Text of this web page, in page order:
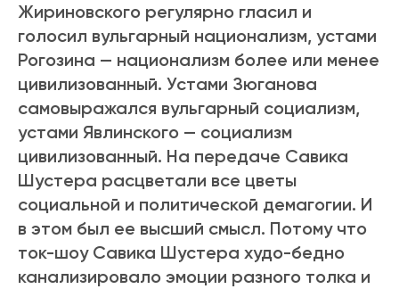
Жириновского регулярно гласил и
голосил вульгарный национализм, устами
Рогозина — национализм более или менее
цивилизованный. Устами Зюганова
самовыражался вульгарный социализм,
устами Явлинского — социализм
цивилизованный. На передаче Савика
Шустера расцветали все цветы
социальной и политической демагогии. И
в этом был ее высший смысл. Потому что
ток-шоу Савика Шустера худо-бедно
канализировало эмоции разного толка и